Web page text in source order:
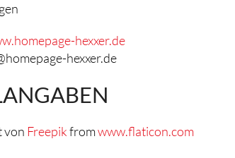
hexxer.de
hexxer.de
von Freepikfromwww.flaticon.com